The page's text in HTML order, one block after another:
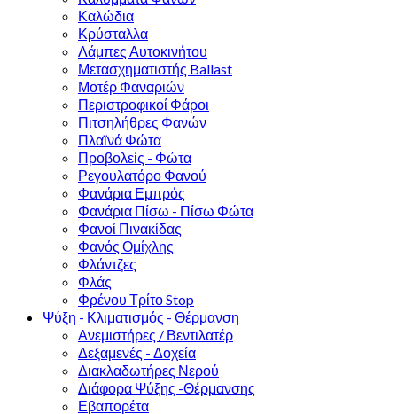
Καλώδια
Κρύσταλλα
Λάμπες Αυτοκινήτου
Μετασχηματιστής Ballast
Μοτέρ Φαναριών
Περιστροφικοί Φάροι
Πιτσηλήθρες Φανών
Πλαϊνά Φώτα
Προβολείς - Φώτα
Ρεγουλατόρο Φανού
Φανάρια Εμπρός
Φανάρια Πίσω - Πίσω Φώτα
Φανοί Πινακίδας
Φανός Ομίχλης
Φλάντζες
Φλάς
Φρένου Τρίτο Stop
Ψύξη - Κλιματισμός - Θέρμανση
Ανεμιστήρες / Βεντιλατέρ
Δεξαμενές - Δοχεία
Διακλαδωτήρες Νερού
Διάφορα Ψύξης -Θέρμανσης
Εβαπορέτα